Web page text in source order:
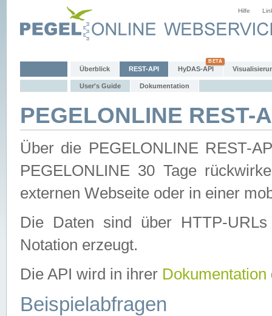
Hilfe
Überblick REST-API HyDAS-API
User's Guide Dokumentation
PEGELONLINE REST-
Über die PEGELONLINE REST-
PEGELONLINE 30 Tage
externen Webseite oder in einer
Die Daten sind über HTTP-
Notation erzeugt.
Die API wird in ihrer Dokumentation
Beispielabfragen